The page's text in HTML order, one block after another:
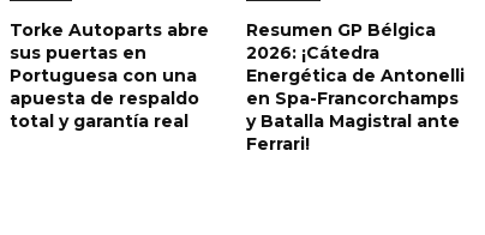
Torke Autoparts abre
sus puertas en
Portuguesa con una
apuesta de respaldo
total y garantía real
Resumen GP Bélgica
2026: ¡Cátedra
Energética de Antonelli
en Spa-Francorchamps
y Batalla Magistral ante
Ferrari!